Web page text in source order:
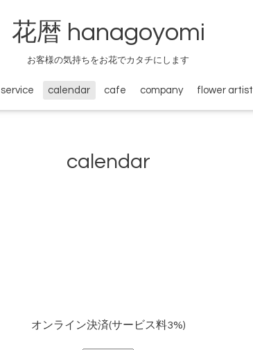
花暦 hanagoyomi
お客様の気持ちをお花でカタチにします
service calendar cafe company flower artist
calendar
オンライン決済(サービス料3%)